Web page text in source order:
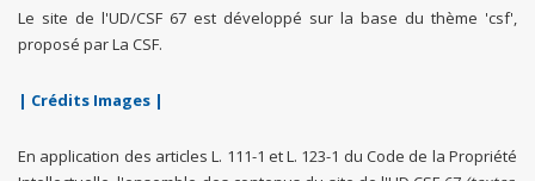
Le site de l'UD/CSF 67 est développé sur la base du thème 'csf',
proposé par La CSF.
| Crédits Images |
En application des articles L. 111-1 et L. 123-1 du Code de la Propriété